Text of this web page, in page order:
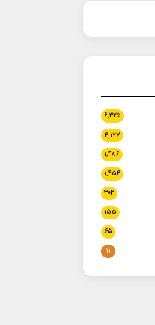
۶,۳۲۵
۴,۱۲۷
۱,۴۸۶
۱,۴۵۴
۳۰۴
۱۵۵
۶۵
۱۱